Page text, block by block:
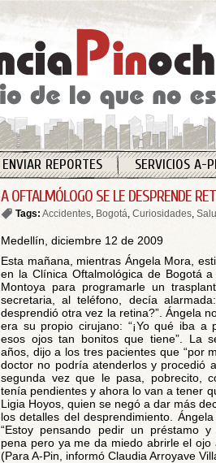
ENVIAR REPORTES SERVICIOS A-
A OFTALMÓLOGO SE LE DESPRENDE
Tags: Accidentes, Bogotá, Curiosidades,
Medellín, diciembre 12 de 2009
Esta mañana, mientras Ángela Mora,
en la Clínica Oftalmológica de Bogotá
Montoya para programarle un
secretaria, al teléfono, decía
desprendió otra vez la retina?”. Ángela
era su propio cirujano: “¡Yo qué iba a
esos ojos tan bonitos que tiene”. La
años, dijo a los tres pacientes que “por
doctor no podría atenderlos y procedió
segunda vez que le pasa, pobrecito,
tenía pendientes y ahora lo van a tener
Ligia Hoyos, quien se negó a dar más
los detalles del desprendimiento.
“Estoy pensando pedir un préstamo
pena pero ya me da miedo abrirle el ojo
(Para A-Pin, informó Claudia Arroyave